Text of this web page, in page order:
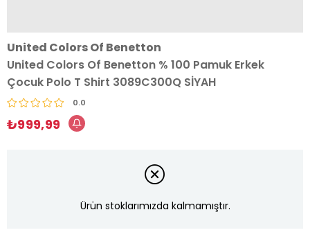
United Colors Of Benetton
United Colors Of Benetton % 100 Pamuk Erkek
Çocuk Polo T Shirt 3089C300Q SİYAH
0.0
₺999,99
Ürün stoklarımızda kalmamıştır.